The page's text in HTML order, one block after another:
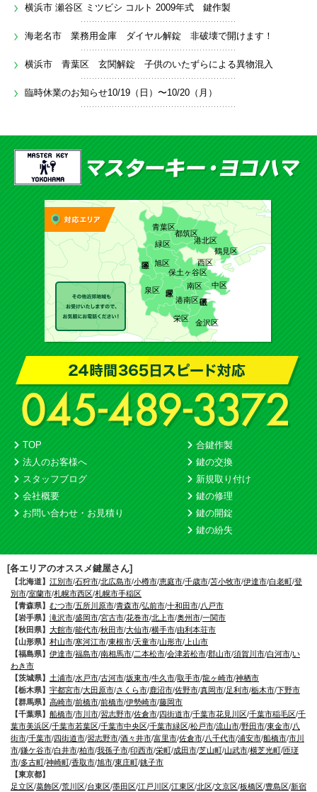
横浜市 瀬谷区 ミツビシ コルト 2009年式 鍵作製
海老名市 業務用金庫 ダイヤル解錠 非破壊で開けます！
横浜市 青葉区 玄関解錠 子供のいたずらによる異物混入
臨時休業のお知らせ10/19（日）〜10/20（月）
青葉区
都筑区
港北区
鶴見区
緑区
旭区
保土ヶ谷区
西区
泉区
港南区
南区 中区
金沢区
栄区
TOP
法人のお客様へ
スタッフブログ
会社概要
お問い合わせ・お見積り
合鍵作製
鍵の交換
新規取り付け
鍵の修理
鍵の開錠
鍵の紛失
[各エリアのオススメ鍵屋さん]
【北海道】 江別市/石狩市/北広島市/小樽市/恵庭市/千歳市/苫小牧市/伊達市/白老町/登
別市/室蘭市/札幌市西区/札幌市手稲区
【青森県】 むつ市/五所川原市/青森市/弘前市/十和田市/八戸市
【岩手県】 滝沢市/盛岡市/宮古市/花巻市/北上市/奥州市/一関市
【秋田県】 大館市/能代市/秋田市/大仙市/横手市/由利本荘市
【山形県】 村山市/寒河江市/東根市/天童市/山形市/ 上山市
【福島県】 伊達市/福島市/南相馬市/二本松市/会津若松市/郡山市/須賀川市/白河市/い
わき市
【茨城県】 土浦市/水戸市/古河市/坂東市/牛久市/取手市/龍ヶ崎市/神栖市
【栃木県】 宇都宮市/大田原市/さくら市/鹿沼市/佐野市/真岡市/足利市/栃木市/下野市
【群馬県】 高崎市/前橋市/前橋市/伊勢崎市/藤岡市
【千葉県】 船橋市/市川市/習志野市/佐倉市/四街道市/千葉市花見川区/千葉市稲毛区/千
葉市美浜区/千葉市若葉区/千葉市中央区/千葉市緑区/松戸市/流山市/野田市/東金市/八
街市/千葉市/四街道市/習志野市/酒々井市/富里市/佐倉市/八千代市/浦安市/船橋市/市川
市/鎌ケ谷市/白井市/柏市/我孫子市/印西市/栄町/成田市/芝山町/山武市/横芝光町/匝瑳
市/多古町/神崎町/香取市/旭市/東庄町/銚子市
【東京都】
足立区/葛飾区/荒川区/台東区/墨田区/江戸川区/江東区/北区/文京区/板橋区/豊島区/新宿